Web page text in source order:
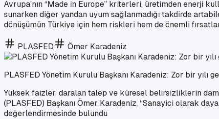
Avrupa’nın “Made in Europe” kriterleri, üretimden enerji
sunarken diğer yandan uyum sağlanmadığı takdirde
dönüşümün Türkiye için hem riskleri hem de önemli
PLASFED Ömer Karadeniz
PLASFED Yönetim Kurulu Başkanı Karadeniz: Zor bir yılı
Yüksek faizler, daralan talep ve küresel belirsizliklerin
(PLASFED) Başkanı Ömer Karadeniz, “Sanayici olarak
değerlendirmesinde bulundu